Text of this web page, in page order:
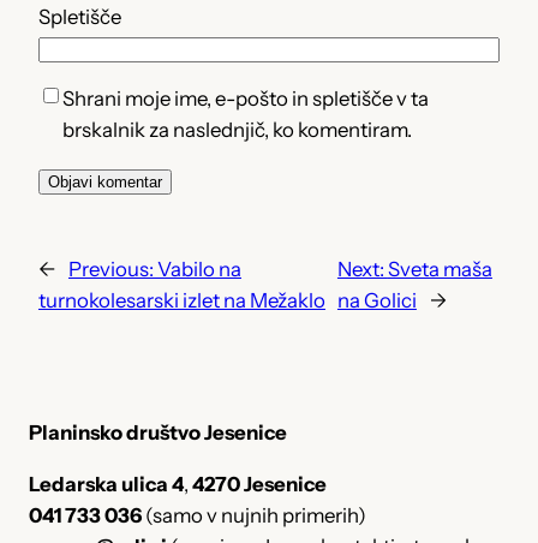
Spletišče
Shrani moje ime, e-pošto in spletišče v ta
brskalnik za naslednjič, ko komentiram.
← Previous: Vabilo na
turnokolesarski izlet na Mežaklo
Next: Sveta maša
na Golici
→
Planinsko društvo Jesenice
Ledarska ulica 4, 4270 Jesenice
041 733 036 (samo v nujnih primerih)